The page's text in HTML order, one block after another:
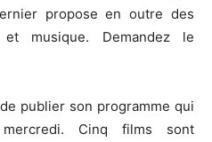
propose en outre des
musique. Demandez le
publier son programme qui
Cinq films sont